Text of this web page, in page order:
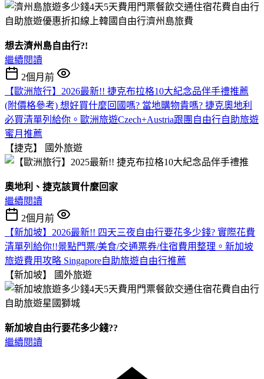
想去濟州島自由行?!
繼續閱讀
2個月前
【歐洲旅行】2026最新!! 捷克布拉格10大紀念品伴手禮推薦
(附價格參考) 想好買什麼回國嗎? 當地購物貴嗎? 捷克奧地利
必買清單列給你。歐洲旅遊Czech+Austria跟團自由行自助旅遊
蜜月推薦
【捷克】
國外旅遊
奧地利、捷克該買什麼回家
繼續閱讀
2個月前
【新加坡】2026最新!! 四天三夜自由行要花多少錢? 實際花費
清單列給你!!景點門票/美食/交通票券/住宿費用整理。新加坡
旅遊費用攻略 Singapore自助旅遊自由行推薦
【新加坡】
國外旅遊
新加坡自由行要花多少錢??
繼續閱讀